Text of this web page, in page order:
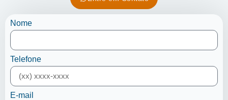
Nome
Telefone
E-mail